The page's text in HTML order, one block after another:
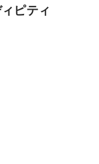
ピティ